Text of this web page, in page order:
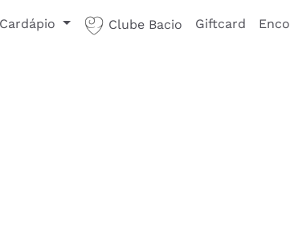
Cardápio Clube Bacio Giftcard